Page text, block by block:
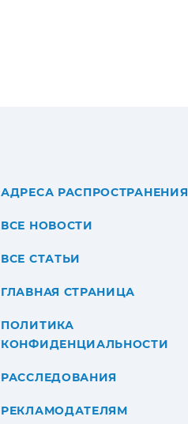
АДРЕСА РАСПРОСТРАНЕНИЯ
ВСЕ НОВОСТИ
ВСЕ СТАТЬИ
ГЛАВНАЯ СТРАНИЦА
ПОЛИТИКА
КОНФИДЕНЦИАЛЬНОСТИ
РАССЛЕДОВАНИЯ
РЕКЛАМОДАТЕЛЯМ